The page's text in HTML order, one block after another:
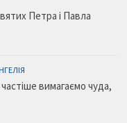
Петра і Павла
вимагаємо чуда,